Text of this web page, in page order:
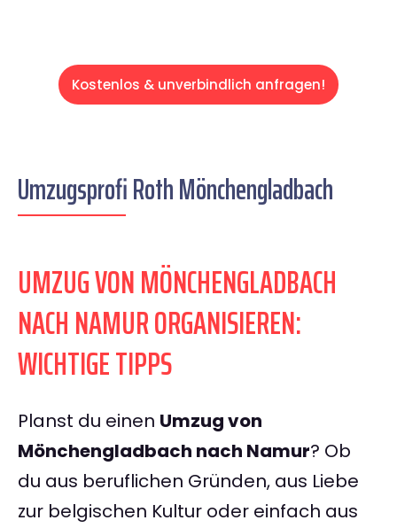
Kostenlos & unverbindlich anfragen!
Umzugsprofi Roth Mönchengladbach
UMZUG VON MÖNCHENGLADBACH
NACH NAMUR ORGANISIEREN:
WICHTIGE TIPPS
Planst du einen Umzug von
Mönchengladbach nach Namur? Ob
du aus beruflichen Gründen, aus Liebe
zur belgischen Kultur oder einfach aus